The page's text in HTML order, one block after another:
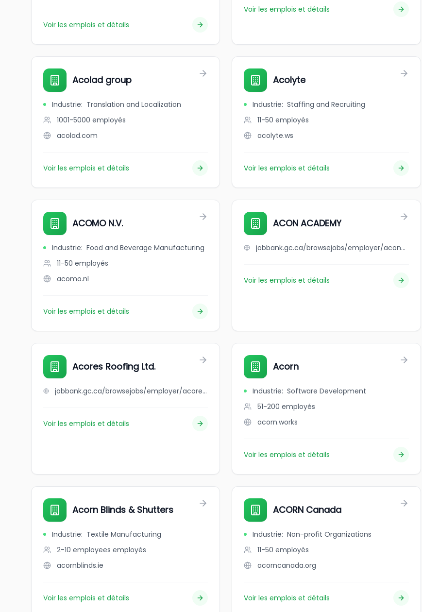
Voir les emplois et détails
Voir les emplois et détails
Acolad group
Industrie: Translation and Localization
1001-5000 employés
acolad.com
Voir les emplois et détails
Acolyte
Industrie: Staffing and Recruiting
11-50 employés
acolyte.ws
Voir les emplois et détails
ACOMO N.V.
Industrie: Food and Beverage Manufacturing
11-50 employés
acomo.nl
Voir les emplois et détails
ACON ACADEMY
jobbank.gc.ca/browsejobs/employer/acon+academy/ca
Voir les emplois et détails
Acores Roofing Ltd.
jobbank.gc.ca/browsejobs/employer/acores+roofing+ltd./ca
Voir les emplois et détails
Acorn
Industrie: Software Development
51-200 employés
acorn.works
Voir les emplois et détails
Acorn Blinds & Shutters
Industrie: Textile Manufacturing
2-10 employees employés
acornblinds.ie
Voir les emplois et détails
ACORN Canada
Industrie: Non-profit Organizations
11-50 employés
acorncanada.org
Voir les emplois et détails